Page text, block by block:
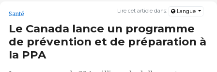
Lire cet article dans: Langue
Santé
Le Canada lance un programme
de prévention et de préparation à
la PPA